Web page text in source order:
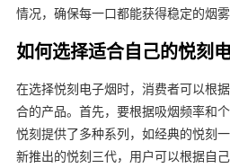
情况，确保每一口都能获得稳定的烟雾
如何选择适合自己的悦刻
在选择悦刻电子烟时，消费者可以根
合的产品。首先，要根据吸烟频率和
悦刻提供了多种系列，如经典的悦刻
新推出的悦刻三代，用户可以根据自己